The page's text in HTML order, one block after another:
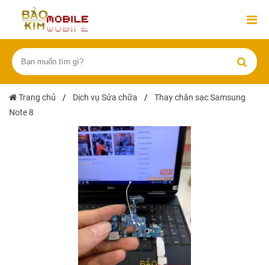
Trang chủ / Dịch vụ Sửa chữa /
Thay chân sạc Samsung
Note 8